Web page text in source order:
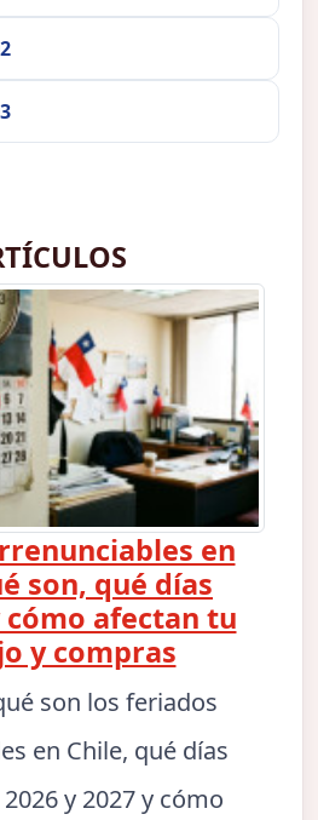
en
son, qué días
afectan tu
y compras
son los feriados
en Chile, qué días
y 2027 y cómo